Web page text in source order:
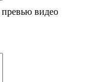
видео